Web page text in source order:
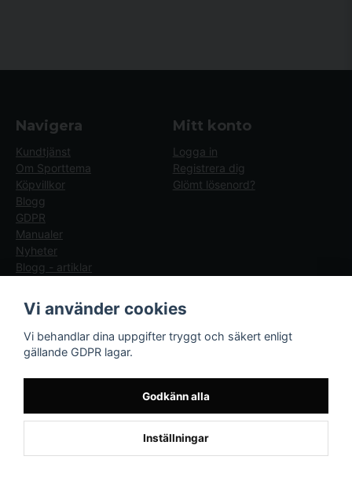
Navigera
Kundtjänst
Om Sporttema
Köpvillkor
Blogg
GDPR
Manualer
Nyheter
Blogg - artiklar
Mitt konto
Logga in
Registrera dig
Glömt lösenord?
Följ oss
AB
Drottninggatan 47
×
beställde Robotgräsklippare Genie
Vi använder cookies
Vi behandlar dina uppgifter tryggt och säkert enligt
gällande GDPR lagar.
Godkänn alla
Inställningar